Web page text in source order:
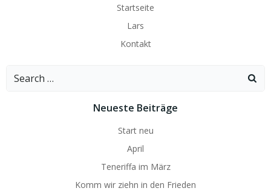
Startseite
Lars
Kontakt
Search
Neueste Beiträge
Start neu
April
Teneriffa im März
Komm wir ziehn in den Frieden